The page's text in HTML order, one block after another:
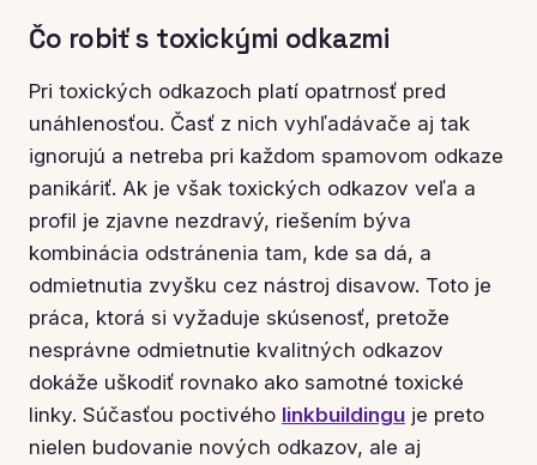
Čo robiť s toxickými odkazmi
Pri toxických odkazoch platí opatrnosť pred
unáhlenosťou. Časť z nich vyhľadávače aj tak
ignorujú a netreba pri každom spamovom odkaze
panikáriť. Ak je však toxických odkazov veľa a
profil je zjavne nezdravý, riešením býva
kombinácia odstránenia tam, kde sa dá, a
odmietnutia zvyšku cez nástroj disavow. Toto je
práca, ktorá si vyžaduje skúsenosť, pretože
nesprávne odmietnutie kvalitných odkazov
dokáže uškodiť rovnako ako samotné toxické
linky. Súčasťou poctivého linkbuildingu je preto
nielen budovanie nových odkazov, ale aj